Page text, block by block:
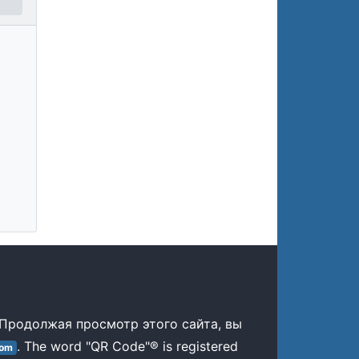
просмотр этого сайта, вы
. The word "QR Code"® is registered